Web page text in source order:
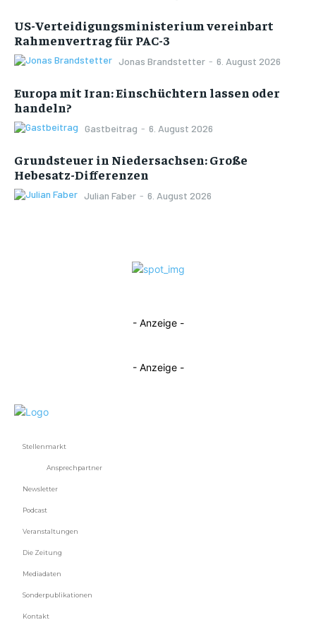
US-Verteidigungsministerium vereinbart
Rahmenvertrag für PAC-3
Jonas Brandstetter - 6. August 2026
Europa mit Iran: Einschüchtern lassen oder
handeln?
Gastbeitrag - 6. August 2026
Grundsteuer in Niedersachsen: Große
Hebesatz-Differenzen
Julian Faber - 6. August 2026
- Anzeige -
- Anzeige -
Stellenmarkt
Ansprechpartner
Newsletter
Podcast
Veranstaltungen
Die Zeitung
Mediadaten
Sonderpublikationen
Kontakt